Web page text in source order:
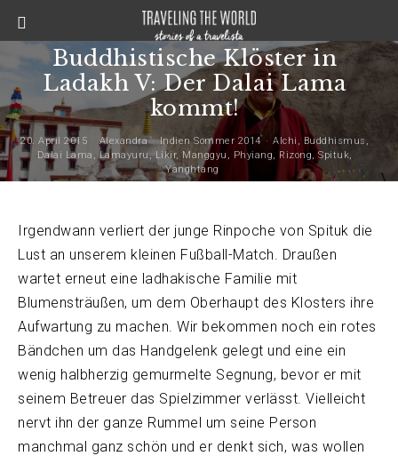
Buddhistische Klöster in
Ladakh V: Der Dalai Lama
kommt!
20. April 2015 Alexandra Indien Sommer 2014 Alchi Buddhismus
Dalai Lama
Lamayuru Likir, Manggyu Phyiang Rizong ,Spituk
Yanghtang
Irgendwann verliert der junge Rinpoche von Spituk die
Lust an unserem kleinen Fußball-Match. Draußen
wartet erneut eine ladhakische Familie mit
Blumensträußen, um dem Oberhaupt des Klosters ihre
Aufwartung zu machen. Wir bekommen noch ein rotes
Bändchen um das Handgelenk gelegt und eine ein
wenig halbherzig gemurmelte Segnung, bevor er mit
seinem Betreuer das Spielzimmer verlässt. Vielleicht
nervt ihn der ganze Rummel um seine Person
manchmal ganz schön und er denkt sich, was wollen